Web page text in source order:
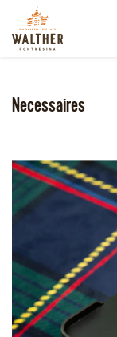
Necessaires